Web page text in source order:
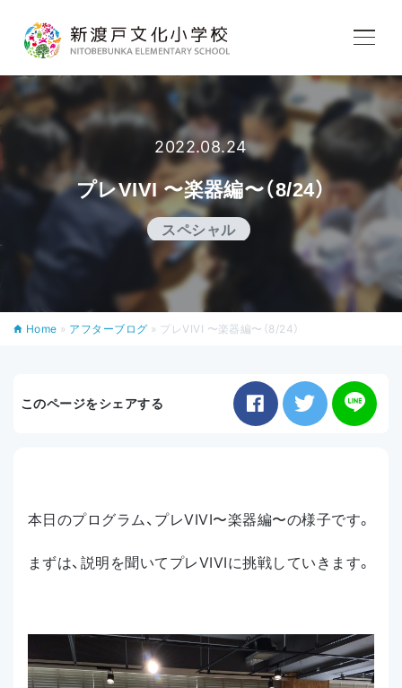
教育内容
学校生活
入学案内
2022.08.24
プレVIVI 〜楽器編〜（8/24）
スペシャル
Home » アフターブログ » プレVIVI 〜楽器編〜（8/24）
このページをシェアする
本日のプログラム、プレVIVI〜楽器編〜の様子です。
まずは、説明を聞いてプレVIVIに挑戦していきます。